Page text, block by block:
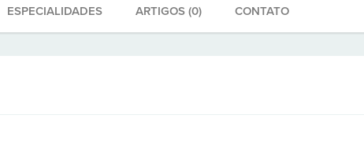
ESPECIALIDADES ARTIGOS (0) CONTATO